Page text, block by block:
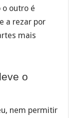
outro é
a rezar por
mais
o
nem permitir